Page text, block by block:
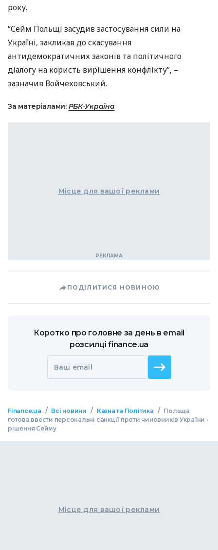
року.
“Сейм Польщі засудив застосування сили на
Україні, закликав до скасування
антидемократичних законів та політичного
діалогу на користь вирішення конфлікту”, –
зазначив Войчеховський.
За матеріалами: РБК-Україна
Місце для вашої реклами
ПОДІЛИТИСЯ НОВИНОЮ
Коротко про головне за день в email
розсилці finance.ua
Ваш email
Finance.ua / Всі новини / Казна та Політика / Польща
готова ввести персональні санкції проти чиновників України -
рішення Сейму
Місце для вашої реклами